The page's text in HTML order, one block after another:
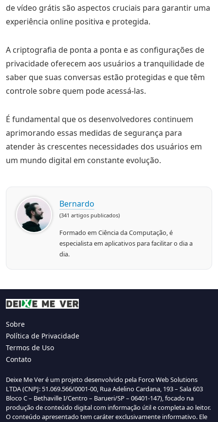
de vídeo grátis são aspectos cruciais para garantir uma
experiência online positiva e protegida.
A criptografia de ponta a ponta e as configurações de
privacidade oferecem aos usuários a tranquilidade de
saber que suas conversas estão protegidas e que têm
controle sobre quem pode acessá-las.
É fundamental que os desenvolvedores continuem
aprimorando essas medidas de segurança para
atender às crescentes necessidades dos usuários em
um mundo digital em constante evolução.
Bernardo
(341 artigos publicados)
Formado em Ciência da Computação, é
especialista em aplicativos para facilitar o dia a
dia.
Sobre
Política de Privacidade
Termos de Uso
Contato
Deixe Me Ver é um projeto desenvolvido pela Force Web Solutions
LTDA (CNPJ: 51.069.566/0001-00, Rua Adelino Cardana, 193 – Sala 603
Bloco C – Bethaville I/Centro – Barueri/SP – 06401-147), focado na
produção de conteúdo digital com informação útil e completa ao leitor.
O conteúdo apresentado tem caráter exclusivamente informativo. Ele